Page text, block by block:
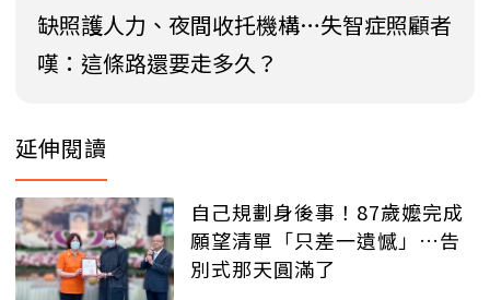
缺照護人力、夜間收托機構…失智症照顧者
嘆：這條路還要走多久？
延伸閱讀
自己規劃身後事！87歲嬤完成
願望清單「只差一遺憾」…告
別式那天圓滿了